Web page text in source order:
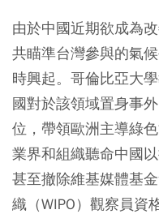
由於中國近期欲成為
共瞄準台灣參與的氣
時興起。哥倫比亞大
國對於該領域置身事
位，帶領歐洲主導綠
業界和組織聽命中國
甚至撤除維基媒體基
織（WIPO）觀察員資